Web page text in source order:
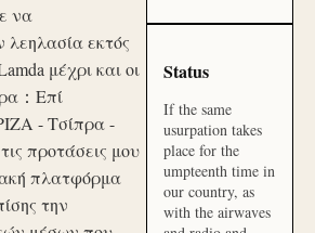
να
εκτός
μέχρι και οι
：Επί
- Τσίπρα -
προτάσεις μου
πλατφόρμα
την
Status
If the same
usurpation takes
place for the
umpteenth time in
our country, as
with the airwaves